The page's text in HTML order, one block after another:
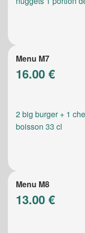
Menu M7
16.00 €
2 big burger + 1
boisson 33 cl
Menu M8
13.00 €